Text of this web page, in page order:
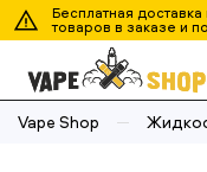
Бесплатная
товаров в заказе и
Vape Shop